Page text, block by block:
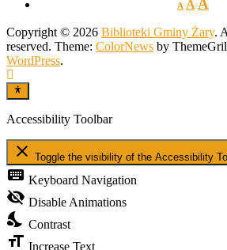
A A A
Copyright © 2026 Biblioteki Gminy Żary.
reserved. Theme: ColorNews by
WordPress.
Accessibility Toolbar
close Toggle the visibility of the Accessibility
keyboard Keyboard Navigation
visibility_off Disable Animations
nights_stay Contrast
format_size Increase Text